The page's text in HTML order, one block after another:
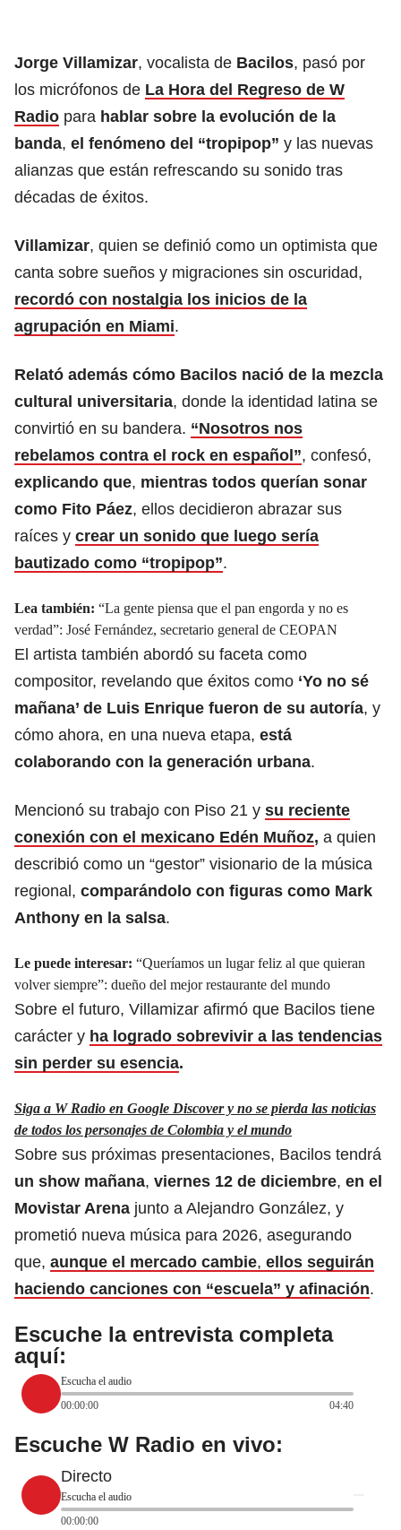
Jorge Villamizar, vocalista de Bacilos, pasó por
los micrófonos de La Hora del Regreso de W
Radio para hablar sobre la evolución de la
banda, el fenómeno del “tropipop” y las nuevas
alianzas que están refrescando su sonido tras
décadas de éxitos.​
Villamizar, quien se definió como un optimista que
canta sobre sueños y migraciones sin oscuridad,
recordó con nostalgia los inicios de la
agrupación en Miami.
Relató además cómo Bacilos nació de la mezcla
cultural universitaria, donde la identidad latina se
convirtió en su bandera. “Nosotros nos
rebelamos contra el rock en español”, confesó,
explicando que, mientras todos querían sonar
como Fito Páez, ellos decidieron abrazar sus
raíces y crear un sonido que luego sería
bautizado como “tropipop”.
Lea también: “La gente piensa que el pan engorda y no es
verdad”: José Fernández, secretario general de CEOPAN
​El artista también abordó su faceta como
compositor, revelando que éxitos como ‘Yo no sé
mañana’ de Luis Enrique fueron de su autoría, y
cómo ahora, en una nueva etapa, está
colaborando con la generación urbana.
Mencionó su trabajo con Piso 21 y su reciente
conexión con el mexicano Edén Muñoz, a quien
describió como un “gestor” visionario de la música
regional, comparándolo con figuras como Mark
Anthony en la salsa.
Le puede interesar: “Queríamos un lugar feliz al que quieran
volver siempre”: dueño del mejor restaurante del mundo
​Sobre el futuro, Villamizar afirmó que Bacilos tiene
carácter y ha logrado sobrevivir a las tendencias
sin perder su esencia.
Siga a W Radio en Google Discover y no se pierda las noticias
de todos los personajes de Colombia y el mundo
Sobre sus próximas presentaciones, Bacilos tendrá
un show mañana, viernes 12 de diciembre, en el
Movistar Arena junto a Alejandro González, y
prometió nueva música para 2026, asegurando
que, aunque el mercado cambie, ellos seguirán
haciendo canciones con “escuela” y afinación.
Escuche la entrevista completa
aquí:
Escucha el audio
00:00:00
04:40
Escuche W Radio en vivo:
Directo
Escucha el audio
00:00:00